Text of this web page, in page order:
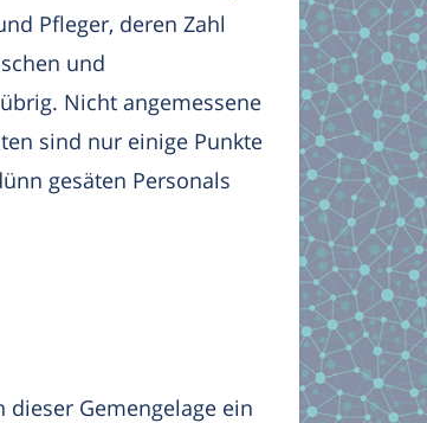
Pfleger, deren Zahl
und
Nicht angemessene
sind nur einige Punkte
gesäten Personals
dieser Gemengelage ein